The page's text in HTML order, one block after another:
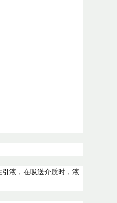
液，在吸送介质时，液